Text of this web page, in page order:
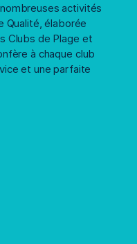
activités
Qualité, élaborée
Clubs de Plage et
à chaque club
et une parfaite